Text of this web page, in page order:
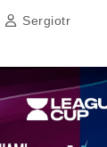
Sergiotr